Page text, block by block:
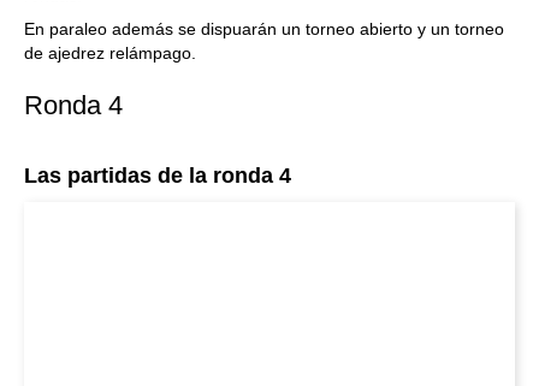
En paraleo además se dispuarán un torneo abierto y un torneo
de ajedrez relámpago.
Ronda 4
Las partidas de la ronda 4